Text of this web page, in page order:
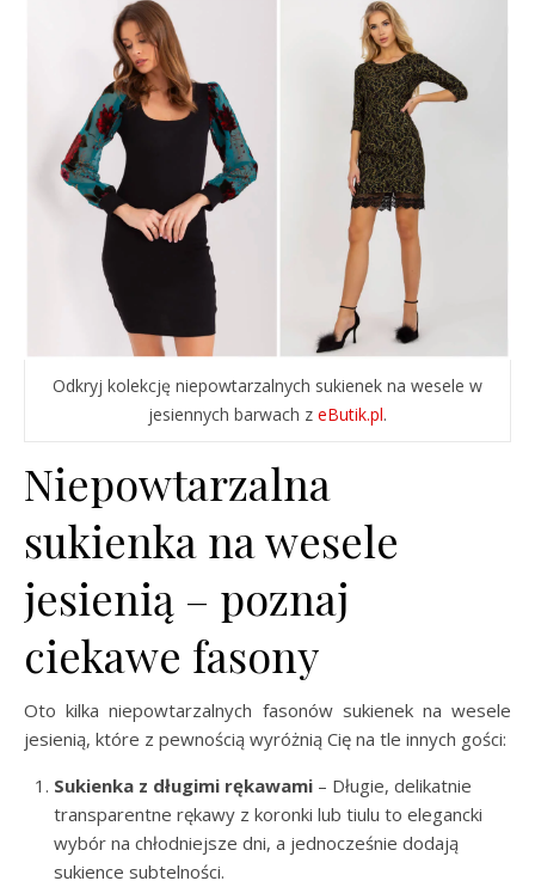
Odkryj kolekcję niepowtarzalnych sukienek na wesele w
jesiennych barwach z eButik.pl.
Niepowtarzalna
sukienka na wesele
jesienią – poznaj
ciekawe fasony
Oto kilka niepowtarzalnych fasonów sukienek na wesele
jesienią, które z pewnością wyróżnią Cię na tle innych gości:
Sukienka z długimi rękawami – Długie, delikatnie
transparentne rękawy z koronki lub tiulu to elegancki
wybór na chłodniejsze dni, a jednocześnie dodają
sukience subtelności.